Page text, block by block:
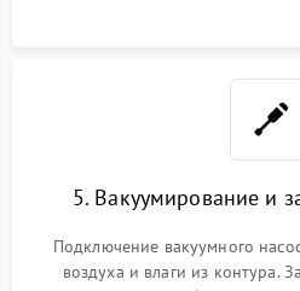
5. Вакуумирование и
Подключение вакуумного
воздуха и влаги из контура.